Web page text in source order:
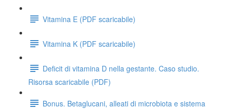
Vitamina E (PDF scaricabile)
Vitamina K (PDF scaricabile)
Deficit di vitamina D nella gestante. Caso studio.
Risorsa scaricabile (PDF)
Bonus. Betaglucani, alleati di microbiota e sistema